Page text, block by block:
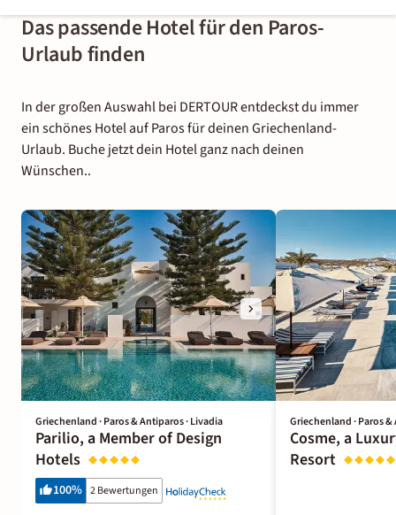
Das passende Hotel für den Paros-
Urlaub finden
In der großen Auswahl bei DERTOUR entdeckst du immer
ein schönes Hotel auf Paros für deinen Griechenland-
Urlaub. Buche jetzt dein Hotel ganz nach deinen
Wünschen..
Griechenland · Paros & Antiparos · Livadia
Parilio, a Member of Design
Hotels
100% 2 Bewertungen
Griechenland · Paros
Cosme, a
Resort